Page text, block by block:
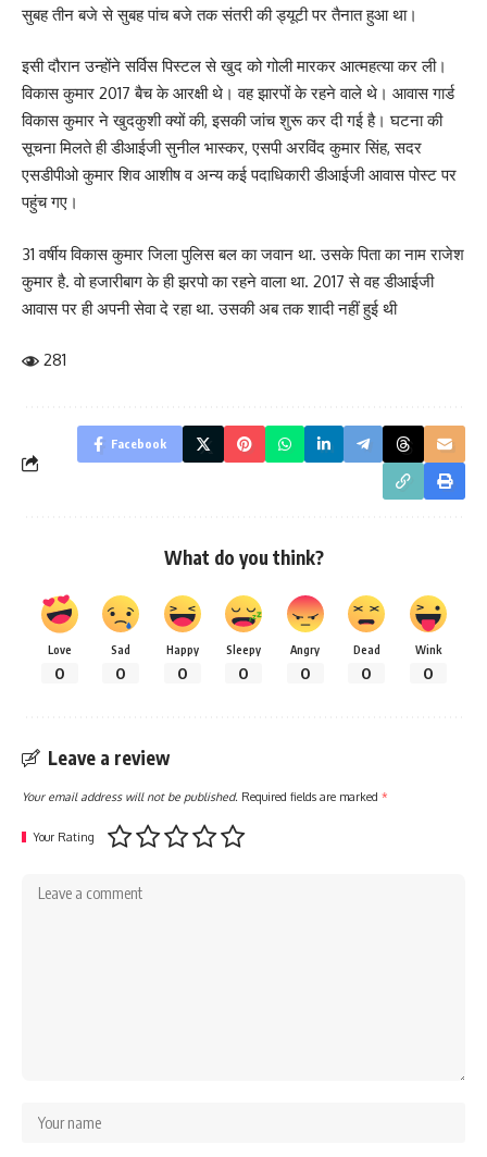
सुबह तीन बजे से सुबह पांच बजे तक संतरी की ड्यूटी पर तैनात हुआ था।
इसी दौरान उन्होंने सर्विस पिस्टल से खुद को गोली मारकर आत्महत्या कर ली।
विकास कुमार 2017 बैच के आरक्षी थे। वह झारपों के रहने वाले थे। आवास गार्ड
विकास कुमार ने खुदकुशी क्यों की, इसकी जांच शुरू कर दी गई है। घटना की
सूचना मिलते ही डीआईजी सुनील भास्कर, एसपी अरविंद कुमार सिंह, सदर
एसडीपीओ कुमार शिव आशीष व अन्य कई पदाधिकारी डीआईजी आवास पोस्ट पर
पहुंच गए।
31 वर्षीय विकास कुमार जिला पुलिस बल का जवान था. उसके पिता का नाम राजेश
कुमार है. वो हजारीबाग के ही झरपो का रहने वाला था. 2017 से वह डीआईजी
आवास पर ही अपनी सेवा दे रहा था. उसकी अब तक शादी नहीं हुई थी
281
Facebook
What do you think?
Love
0
Sad
0
Happy
0
Sleepy
0
Angry
0
Dead
0
Wink
0
Leave a review
Your email address will not be published. Required fields are marked *
Your Rating